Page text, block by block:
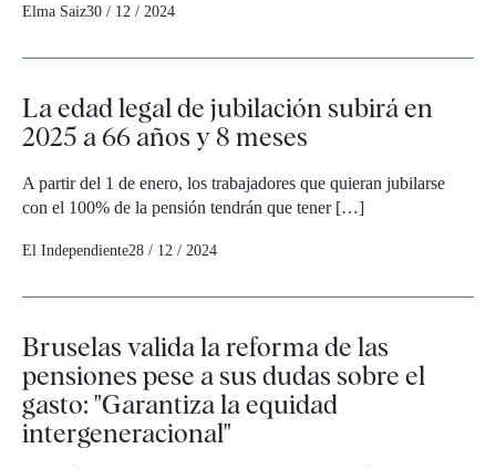
Elma Saiz30 / 12 / 2024
La edad legal de jubilación subirá en
2025 a 66 años y 8 meses
A partir del 1 de enero, los trabajadores que quieran jubilarse
con el 100% de la pensión tendrán que tener […]
El Independiente28 / 12 / 2024
Bruselas valida la reforma de las
pensiones pese a sus dudas sobre el
gasto: "Garantiza la equidad
intergeneracional"